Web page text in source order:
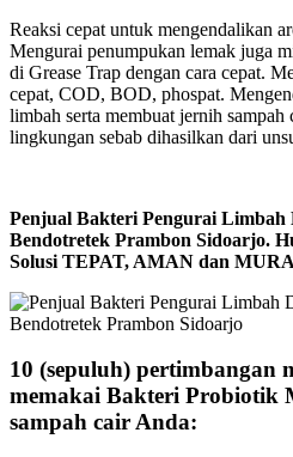
Reaksi cepat untuk mengendalikan
Mengurai penumpukan lemak juga
di Grease Trap dengan cara cepat.
cepat, COD, BOD, phospat.
limbah serta membuat jernih
lingkungan sebab dihasilkan dari
Penjual Bakteri Pengurai Limbah
Bendotretek Prambon Sidoarjo.
Solusi TEPAT, AMAN dan
10 (sepuluh) pertimbangan
memakai Bakteri Probiotik
sampah cair Anda: